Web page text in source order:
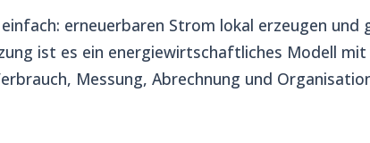
erneuerbaren Strom lokal erzeugen und
ist es ein energiewirtschaftliches Modell mit
Messung, Abrechnung und